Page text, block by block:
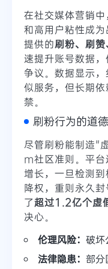
在社交媒体营销
和高用户粘性成
提供的刷粉、刷
速提升账号数据
争议。数据显示，
似服务，但长期
禁。
刷粉行为的道
尽管刷粉能制造"
m社区准则。平台
增长，一旦检测
降权，重则永久
了超过1.2亿个虚
决心。
伦理风险： 破坏
法律隐患： 部分